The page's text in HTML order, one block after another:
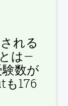
れる
は—
数が
も176